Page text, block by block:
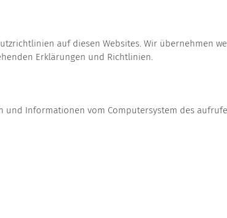
auf diesen Websites. Wir übernehmen
Erklärungen und Richtlinien.
Informationen vom Computersystem des